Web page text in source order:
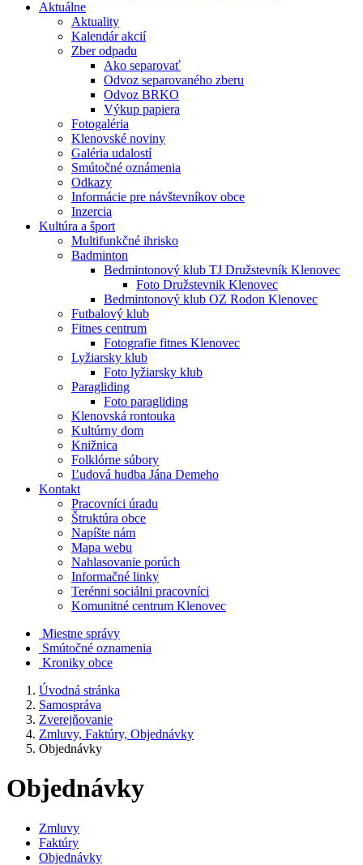
Aktuálne
Aktuality
Kalendár akcií
Zber odpadu
Ako separovať
Odvoz separovaného zberu
Odvoz BRKO
Výkup papiera
Fotogaléria
Klenovské noviny
Galéria udalostí
Smútočné oznámenia
Odkazy
Informácie pre návštevníkov obce
Inzercia
Kultúra a šport
Multifunkčné ihrisko
Badminton
Bedmintonový klub TJ Družstevník Klenovec
Foto Družstevnik Klenovec
Bedmintonový klub OZ Rodon Klenovec
Futbalový klub
Fitnes centrum
Fotografie fitnes Klenovec
Lyžiarsky klub
Foto lyžiarsky klub
Paragliding
Foto paragliding
Klenovská rontouka
Kultúrny dom
Knižnica
Folklórne súbory
Ľudová hudba Jána Demeho
Kontakt
Pracovníci úradu
Štruktúra obce
Napíšte nám
Mapa webu
Nahlasovanie porúch
Informačné linky
Terénni sociálni pracovníci
Komunitné centrum Klenovec
Miestne správy
Smútočné oznamenia
Kroniky obce
Úvodná stránka
Samospráva
Zverejňovanie
Zmluvy, Faktúry, Objednávky
Objednávky
Objednávky
Zmluvy
Faktúry
Objednávky